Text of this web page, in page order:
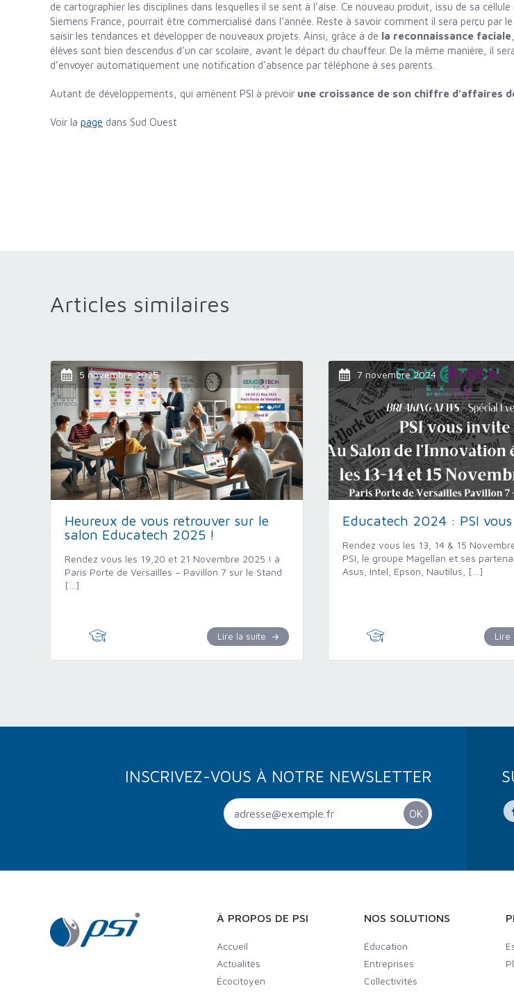
de cartographier les disciplines dans lesquelles il se sent à l’aise. Ce nouveau produit, issu de sa
Siemens France, pourrait être commercialisé dans l’année. Reste à savoir comment il sera perçu par
saisir les tendances et développer de nouveaux projets. Ainsi, grâce à de la reconnaissance faciale
élèves sont bien descendus d’un car scolaire, avant le départ du chauffeur. De la même manière, il
d’envoyer automatiquement une notification d’absence par téléphone à ses parents.
Autant de développements, qui amènent PSI à prévoir une croissance de son chiffre d’affaires
Voir la page dans Sud Ouest
Articles similaires
5 novembre 2025
Heureux de vous retrouver sur le
salon Educatech 2025 !
Rendez vous les 19,20 et 21 Novembre 2025 ! à
Paris Porte de Versailles – Pavillon 7 sur le Stand
[…]
Lire la suite
7 novembre 2024
Educatech 2024 : PSI
Rendez vous les 13, 14 & 15
PSI, le groupe Magellan et ses
Asus, Intel, Epson, Nautilus, […]
Lire
INSCRIVEZ-VOUS À NOTRE NEWSLETTER
À PROPOS DE PSI
Accueil
Actualités
Écocitoyen
NOS SOLUTIONS
Éducation
Entreprises
Collectivités